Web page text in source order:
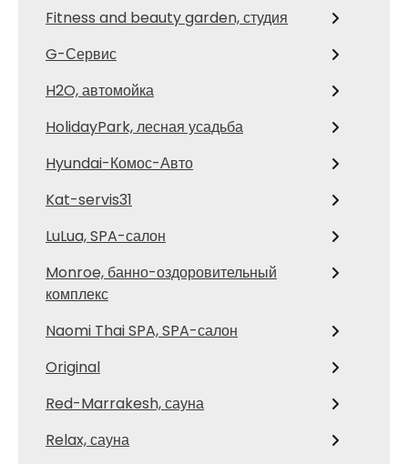
Fitness and beauty garden, студия
G-Сервис
H2O, автомойка
HolidayPark, лесная усадьба
Hyundai-Комос-Авто
Kat-servis31
LuLua, SPA-салон
Monroe, банно-оздоровительный
комплекс
Naomi Thai SPA, SPA-салон
Original
Red-Marrakesh, сауна
Relax, сауна